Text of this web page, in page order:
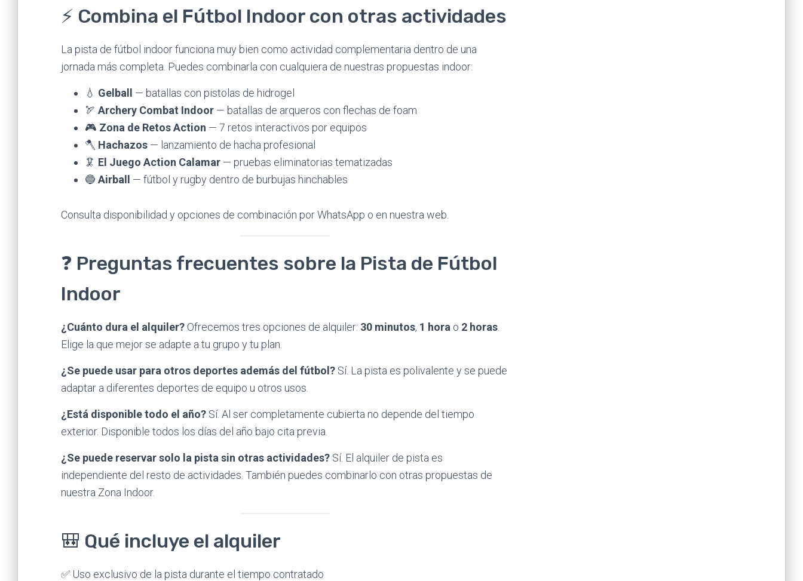
⚡ Combina el Fútbol Indoor con otras actividades
La pista de fútbol indoor funciona muy bien como actividad complementaria dentro de una
jornada más completa. Puedes combinarla con cualquiera de nuestras propuestas indoor:
💧 Gelball
— batallas con pistolas de hidrogel
🏹 Archery Combat Indoor — batallas de arqueros con flechas de foam
🎮 Zona de Retos Action — 7 retos interactivos por equipos
🪓 Hachazos — lanzamiento de hacha profesional
🦑 El Juego Action Calamar — pruebas eliminatorias tematizadas
🔵 Airball — fútbol y rugby dentro de burbujas hinchables
Consulta disponibilidad y opciones de combinación por WhatsApp o en nuestra web.
❓ Preguntas frecuentes sobre la Pista de Fútbol
Indoor
¿Cuánto dura el alquiler? Ofrecemos tres opciones de alquiler: 30 minutos, 1 hora o 2 horas
Elige la que mejor se adapte a tu grupo y tu plan.
¿Se puede usar para otros deportes además del fútbol? Sí. La pista es polivalente y se puede
adaptar a diferentes deportes de equipo u otros usos.
¿Está disponible todo el año? Sí. Al ser completamente cubierta no depende del tiempo
exterior. Disponible todos los días del año bajo cita previa.
¿Se puede reservar solo la pista sin otras actividades? Sí. El alquiler de pista es
independiente del resto de actividades. También puedes combinarlo con otras propuestas de
nuestra Zona Indoor.
🎒 Qué incluye el alquiler
✅ Uso exclusivo de la pista durante el tiempo contratado